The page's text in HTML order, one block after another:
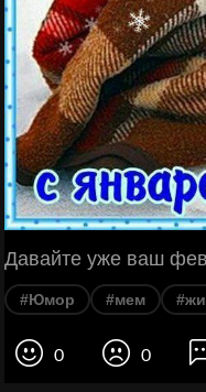
Давайте уже ваш
#Юмор #мем
0 0